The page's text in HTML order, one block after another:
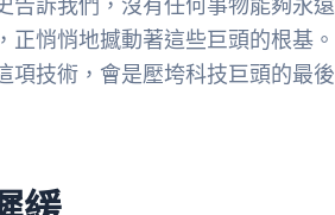
告訴我們，沒有任何事物能夠永遠
悄悄地撼動著這些巨頭的根基。
項技術，會是壓垮科技巨頭的最後